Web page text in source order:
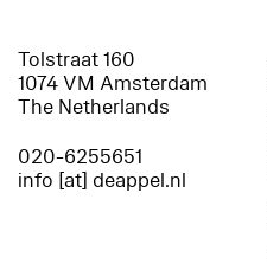
Tolstraat 160
1074 VM Amsterdam
The Netherlands
020-6255651
info [at] deappel.nl